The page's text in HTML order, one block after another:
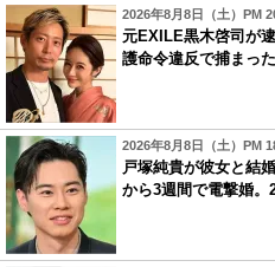
2026年8月8日（土）PM
元EXILE黒木啓司が
護命令違反で捕まっ
2026年8月8日（土）PM
戸塚純貴が彼女と結
から3週間で電撃婚。